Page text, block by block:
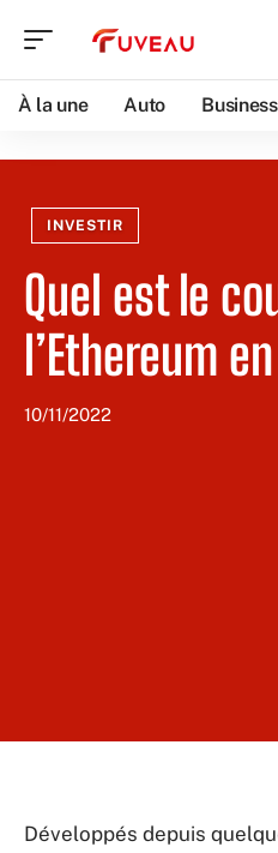
À la une Auto Business
INVESTIR
Quel est le
l’Ethereum
10/11/2022
Développés depuis